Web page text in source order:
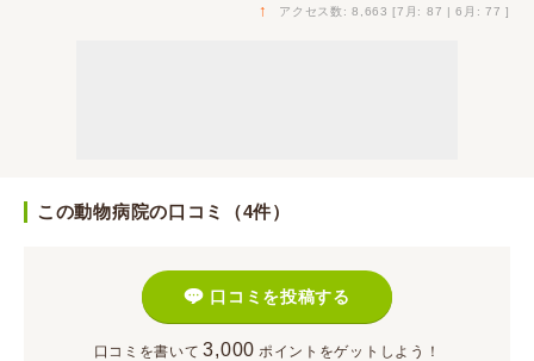
↑ アクセス数: 8,663 [7月: 87 | 6月: 77 ]
この動物病院の口コミ（4件）
口コミを投稿する
口コミを書いて 3,000 ポイント をゲットしよう！